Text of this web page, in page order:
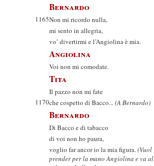
Bernardo
1165Non mi ricordo nulla,
mi sento in allegria,
vo’ divertirmi e l’Angiolina è mia.
Angiolina
Voi non mi comodate.
Tita
Il pazzo non mi fate
1170che cospetto di Bacco...(A Bernardo)
Bernardo
Di Bacco e di tabacco
di voi non ho paura,
voglio far ancor io la mia figura.(Vuol
prender per la mano Angiolina e va al